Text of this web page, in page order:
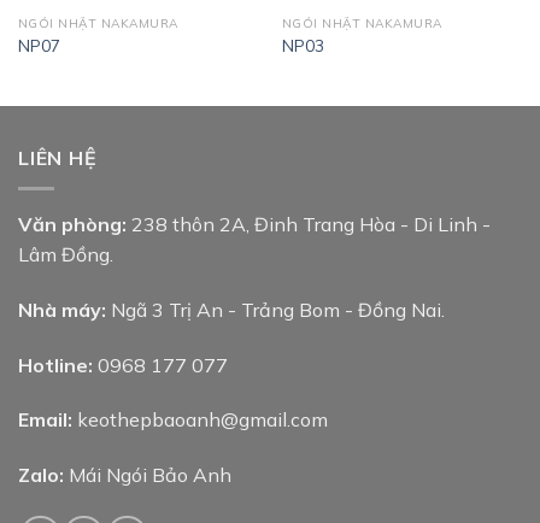
NGÓI NHẬT NAKAMURA
NP07
NGÓI NHẬT NAKAMURA
NP03
LIÊN HỆ
Văn phòng: 238 thôn 2A, Đinh Trang Hòa - Di Linh -
Lâm Đồng.
Nhà máy: Ngã 3 Trị An - Trảng Bom - Đồng Nai.
Hotline: 0968 177 077
Email: keothepbaoanh@gmail.com
Zalo: Mái Ngói Bảo Anh